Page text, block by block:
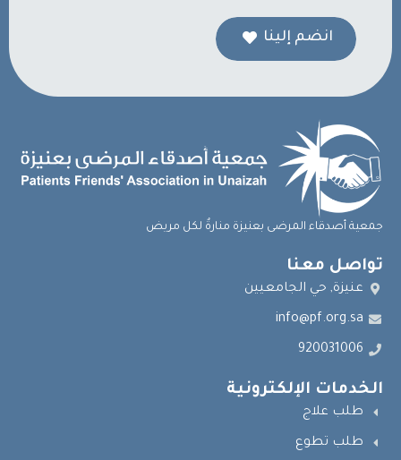
انضم إلينا
الخدمات الإلكترونية
طلب علاج
طلب تطوع
تواصل معنا
عنيزة, حي الجامعيين
info@pf.org.sa
920031006
جمعية أصدقاء المرضى بعنيزة منارةٌ لكل مريض